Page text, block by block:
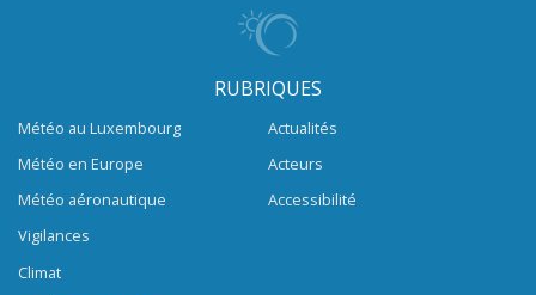
RUBRIQUES
Météo au Luxembourg
Météo en Europe
Météo aéronautique
Vigilances
Climat
Actualités
Acteurs
Accessibilité